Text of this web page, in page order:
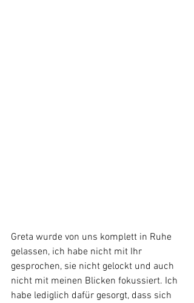
Greta wurde von uns komplett in Ruhe
gelassen, ich habe nicht mit Ihr
gesprochen, sie nicht gelockt und auch
nicht mit meinen Blicken fokussiert. Ich
habe lediglich dafür gesorgt, dass sich